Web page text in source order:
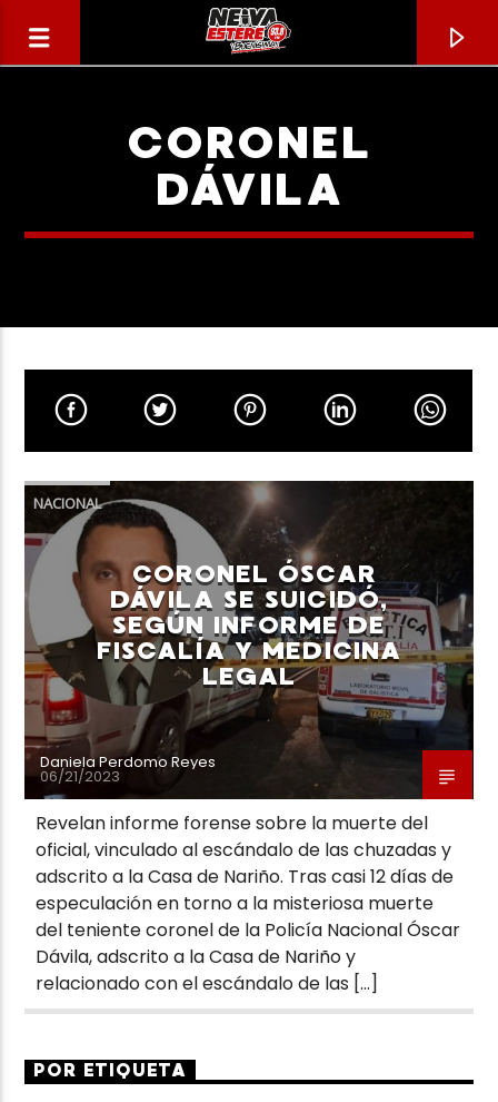
CANCIÓN ACTUAL
TÍTULO
ARTISTA
Neiva Estereo
CORONEL
DÁVILA
NACIONAL
CORONEL ÓSCAR
DÁVILA SE SUICIDÓ,
SEGÚN INFORME DE
FISCALÍA Y MEDICINA
LEGAL
Daniela Perdomo Reyes
06/21/2023
Revelan informe forense sobre la muerte del
oficial, vinculado al escándalo de las chuzadas y
adscrito a la Casa de Nariño. Tras casi 12 días de
especulación en torno a la misteriosa muerte
del teniente coronel de la Policía Nacional Óscar
Dávila, adscrito a la Casa de Nariño y
relacionado con el escándalo de las […]
POR ETIQUETA